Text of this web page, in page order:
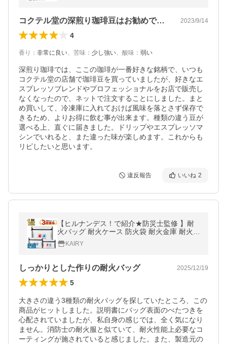
コクテル堂の深煎り珈琲豆はお勧めです！ 2023/9/14
4
香り ： 非常に良い、 苦味 ： 少し強い、 酸味 ： 弱い
深煎り珈琲では、ここの珈琲が一番好きな銘柄で、いつも
コクテル堂の店舗で珈琲豆を買っていましたが、好きなエ
スプレッソブレンドやプロフェッショナルをお店で販売し
なくなったので、ネットで注文することにしました。まと
め買いして、冷凍庫に入れておけば風味を落とさず保存で
きるため、よりお得に飲む事が出来ます。種類の違う豆が
選べる上、直ぐに届きました。ドリップやエスプレッソマ
シンでいれると、また違った味が楽しめます。これからも
リピしたいと思います。
違反報告 いいね 2
【ヒルナンデス！で紹介★防災士監修 】耐
火バッグ 耐火ケース 防火袋 耐火金庫 耐火
袋 防火バッグ 防火ケース セーフティーバッ
グ 防災バック 収納 防水
KAIRY
しっかりとした作りの耐火バッグ 2025/12/19
5
大きさの違う3種類の耐火バッグを探していたところ、この
商品がヒットしました。説明書にバッグ表面のべたつきを
心配されていましたが、私自身の感じでは、全く気になり
ません。消防士の耐火服と似ていて、耐火性能上必要なコ
ーティングが施されていると感じました。また、製造元の